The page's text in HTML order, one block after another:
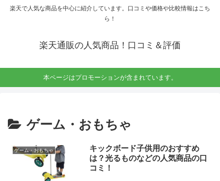
楽天で人気な商品を中心に紹介しています。口コミや価格や比較情報はこち
ら！
楽天通販の人気商品！口コミ＆評価
本ページはプロモーションが含まれています。
ゲーム・おもちゃ
ゲーム・おもちゃ
キックボード子供用のおすすめ
は？光るものなどの人気商品の口
コミ！